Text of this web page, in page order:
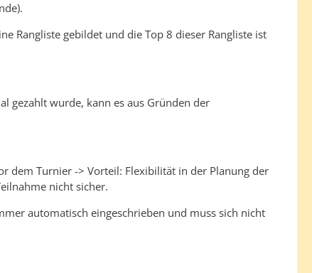
Rangliste gebildet und die Top 8 dieser Rangliste ist
gezahlt wurde, kann es aus Gründen der
dem Turnier -> Vorteil: Flexibilität in der Planung der
nicht sicher.
automatisch eingeschrieben und muss sich nicht